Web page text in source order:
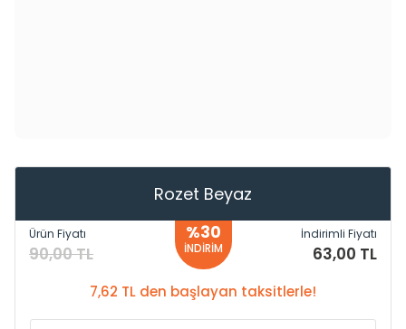
Rozet Beyaz
Ürün Fiyatı
90,00 TL
%30
İNDİRİM
İndirimli Fiyatı
63,00 TL
7,62 TL den başlayan taksitlerle!